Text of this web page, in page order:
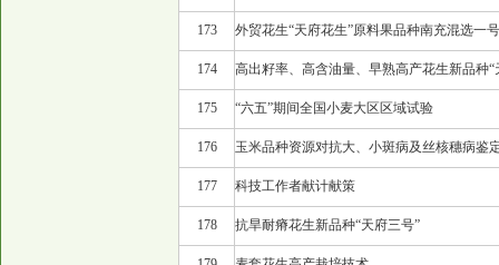
173 外贸花生“天府花生”原料果品种南充混选一
174 高出籽率、高含油量、早熟高产花生新品种“
175 “六五”期间全国小麦大区区域试验
176 玉米品种资源对抗大、小斑病及丝核穗病鉴
177 科技工作者献计献策
178 抗旱耐瘠花生新品种“天府三号”